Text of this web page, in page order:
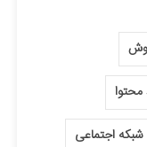
محتوا
شبکه اجتماعی